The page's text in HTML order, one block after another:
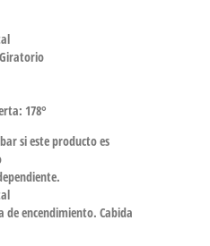
178°
si este producto es
de encendimiento. Cabida